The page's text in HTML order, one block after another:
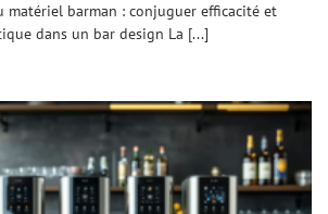
matériel barman : conjuguer efficacité et
dans un bar design La [...]